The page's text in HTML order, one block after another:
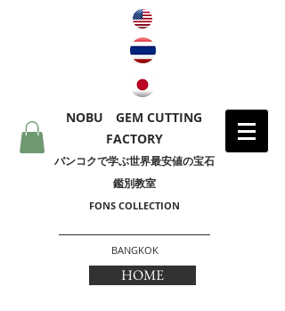
NOBU GEM CUTTING
FACTORY
​バンコクで学ぶ世界最安値の宝石
鑑別教室
FONS COLLECTION
BANGKOK
HOME